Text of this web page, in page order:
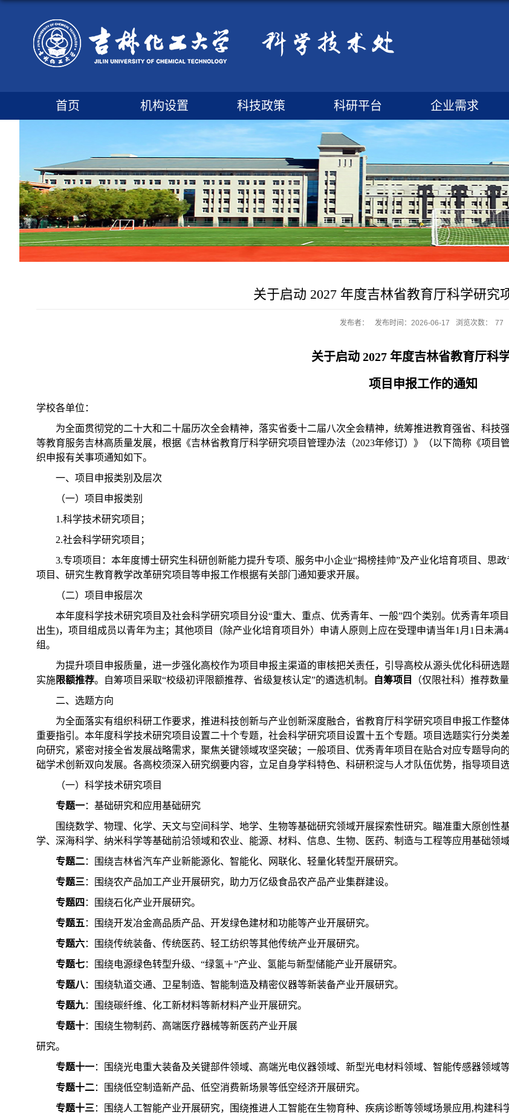
首页 机构设置 科技政策 科研平台 企业需求
关于启动 2027 年度吉林省教育厅科学研究
发布者： 发布时间：2026-06-17 浏览次数： 77
关于启动 2027 年度吉林省教育厅科
项目申报工作的通知
学校各单位：
为全面贯彻党的二十大和二十届历次全会精神，落实省委十二届八次全会精神，统筹推进教育强省、科
等教育服务吉林高质量发展，根据《吉林省教育厅科学研究项目管理办法（2023年修订）》（以下简称《项目
织申报有关事项通知如下。
一、项目申报类别及层次
（一）项目申报类别
1.科学技术研究项目；
2.社会科学研究项目；
3.专项项目：本年度博士研究生科研创新能力提升专项、服务中小企业“揭榜挂帅”及产业化培育项目、思
项目、研究生教育教学改革研究项目等申报工作根据有关部门通知要求开展。
（二）项目申报层次
本年度科学技术研究项目及社会科学研究项目分设“重大、重点、优秀青年、一般”四个类别。优秀青年项
出生)，项目组成员以青年为主；其他项目（除产业化培育项目外）申请人原则上应在受理申请当年1月1日未
组。
为提升项目申报质量，进一步强化高校作为项目申报主渠道的审核把关责任，引导高校从源头优化科研选
实施限额推荐。自筹项目采取“校级初评限额推荐、省级复核认定”的遴选机制。 自筹项目 （仅限社科）推荐数量
二、选题方向
为全面落实有组织科研工作要求，推进科技创新与产业创新深度融合，省教育厅科学研究项目申报工作
重要指引。本年度科学技术研究项目设置二十个专题，社会科学研究项目设置十五个专题。项目选题实行分
向研究，紧密对接全省发展战略需求，聚焦关键领域攻坚突破；一般项目、优秀青年项目在贴合对应专题导
础学术创新双向发展。各高校须深入研究纲要内容，立足自身学科特色、科研积淀与人才队伍优势，指导项目
（一）科学技术研究项目
专题一：基础研究和应用基础研究
围绕数学、物理、化学、天文与空间科学、地学、生物等基础研究领域开展探索性研究。瞄准重大原创
学、深海科学、纳米科学等基础前沿领域和农业、能源、材料、信息、生物、医药、制造与工程等应用基础领域
专题二：围绕吉林省汽车产业新能源化、智能化、网联化、轻量化转型开展研究。
专题三：围绕农产品加工产业开展研究，助力万亿级食品农产品产业集群建设。
专题四 ：围绕石化产业开展研究。
专题五 ：围绕开发冶金高品质产品、开发绿色建材和功能等产业开展研究。
专题六：围绕传统装备、传统医药、轻工纺织等其他传统产业开展研究。
专题七：围绕电源绿色转型升级、“绿氢＋”产业、氢能与新型储能产业开展研究。
专题八 ：围绕轨道交通、卫星制造、智能制造及精密仪器等新装备产业开展研究。
专题九：围绕碳纤维、化工新材料等新材料产业开展研究。
专题十：围绕生物制药、高端医疗器械等新医药产业开展
研究。
专题十一：围绕光电重大装备及关键部件领域、高端光电仪器领域、新型光电材料领域、智能传感器领域
专题十二：围绕低空制造新产品、低空消费新场景等低空经济开展研究。
专题十三：围绕人工智能产业开展研究，围绕推进人工智能在生物育种、疾病诊断等领域场景应用,构建